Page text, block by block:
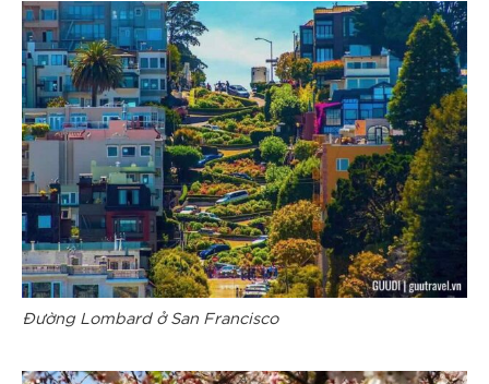
Đường Lombard ở San Francisco